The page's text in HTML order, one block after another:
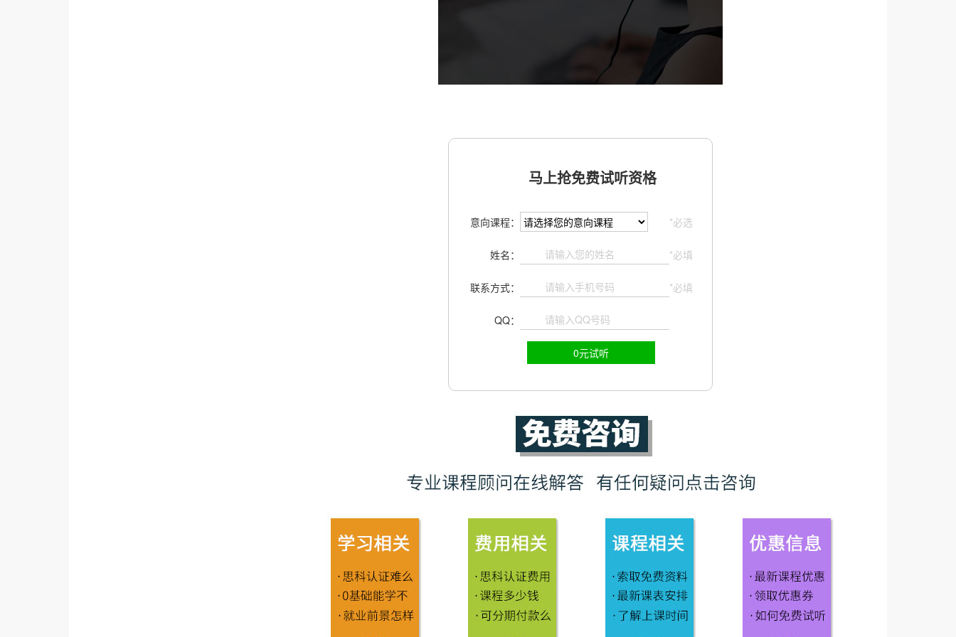
马上抢免费试听资格
意向课程： *必选
姓名： *必填
联系方式： *必填
QQ：
0元试听